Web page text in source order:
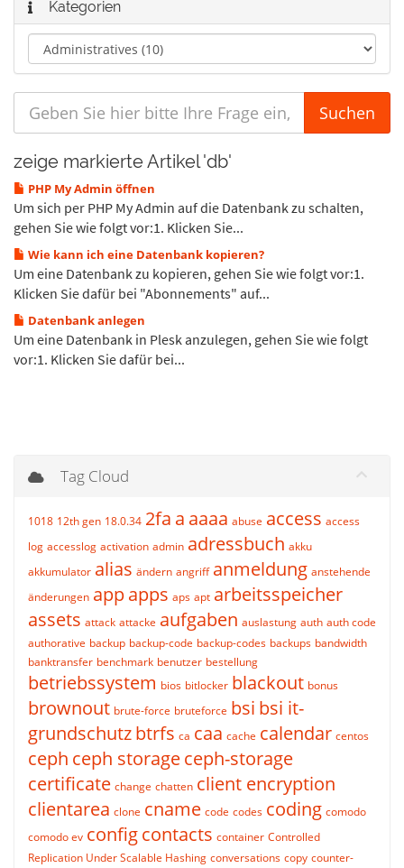
Kategorien
zeige markierte Artikel 'db'
PHP My Admin öffnen
Um sich per PHP My Admin auf die Datenbank zu schalten,
gehen Sie wie folgt vor:1. Klicken Sie...
Wie kann ich eine Datenbank kopieren?
Um eine Datenbank zu kopieren, gehen Sie wie folgt vor:1.
Klicken Sie dafür bei "Abonnements" auf...
Datenbank anlegen
Um eine Datenbank in Plesk anzulegen, gehen Sie wie folgt
vor:1. Klicken Sie dafür bei...
Tag Cloud
1018 12th gen 18.0.34 2fa a aaaa abuse access access
log accesslog activation admin adressbuch akku
akkumulator alias ändern angriff anmeldung anstehende
änderungen appapps aps apt arbeitsspeicher
assets attack attacke aufgaben auslastung auth auth code
authorative backup backup-code backup-codes backups bandwidth
banktransfer benchmark benutzer bestellung
betriebssystem bios bitlocker blackout bonus
brownout brute-force bruteforce bsi bsi it-
grundschutzbtrfs ca caa cache calendar centos
ceph ceph storageceph-storage
certificate change chatten client encryption
clientarea clone cname code codes coding comodo
comodo ev configcontacts container Controlled
Replication Under Scalable Hashing conversations copy counter-